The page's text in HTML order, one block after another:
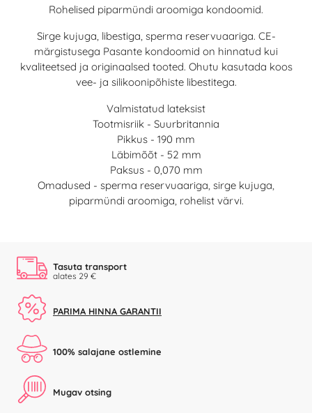
Rohelised piparmündi aroomiga kondoomid.
Sirge kujuga, libestiga, sperma reservuaariga. CE-
märgistusega Pasante kondoomid on hinnatud kui
kvaliteetsed ja originaalsed tooted. Ohutu kasutada koos
vee- ja silikoonipõhiste libestitega.
Valmistatud lateksist
Tootmisriik - Suurbritannia
Pikkus - 190 mm
Läbimõõt - 52 mm
Paksus - 0,070 mm
Omadused - sperma reservuaariga, sirge kujuga,
piparmündi aroomiga, rohelist värvi.
Tasuta transport
alates 29 €
PARIMA HINNA GARANTII
100% salajane ostlemine
Mugav otsing